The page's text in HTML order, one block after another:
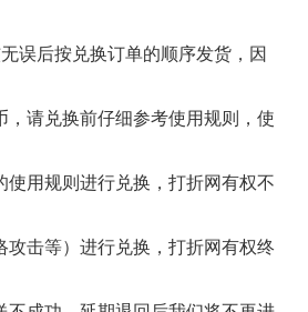
误后按兑换订单的顺序发货，因
请兑换前仔细参考使用规则，使
用规则进行兑换，打折网有权不
击等）进行兑换，打折网有权终